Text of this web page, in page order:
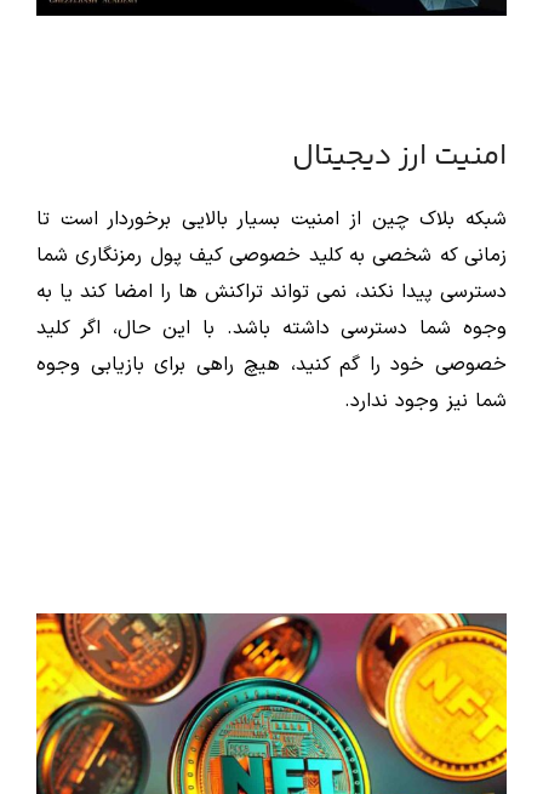
امنیت ارز دیجیتال
شبکه بلاک چین از امنیت بسیار بالایی برخوردار است تا
زمانی که شخصی به کلید خصوصی کیف پول رمزنگاری شما
دسترسی پیدا نکند، نمی تواند تراکنش ها را امضا کند یا به
وجوه شما دسترسی داشته باشد. با این حال، اگر کلید
خصوصی خود را گم کنید، هیچ راهی برای بازیابی وجوه
شما نیز وجود ندارد.